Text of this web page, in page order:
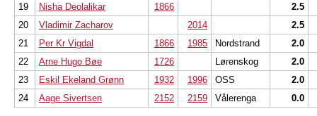
19
Nisha Deolalikar 1866
2.5
20
Vladimir Zacharov 2014
2.5
21
Per Kr Vigdal 1866 1985 Nordstrand
2.0
22
Arne Hugo Bøe 1726 Lørenskog
2.0
23
Eskil Ekeland Grønn 1932 1996 OSS
2.0
24
Aage Sivertsen 2152 2159 Vålerenga 0.0